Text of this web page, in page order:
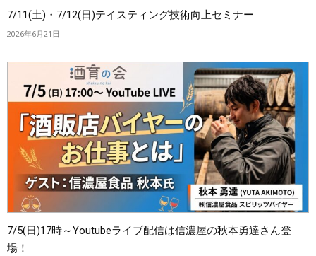
7/11(土)・7/12(日)テイスティング技術向上セミナー
2026年6月21日
7/5(日)17時～Youtubeライブ配信は信濃屋の秋本勇達さん登
場！